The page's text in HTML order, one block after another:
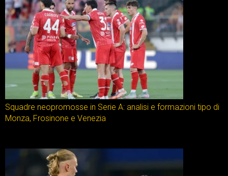
Squadre neopromosse in Serie A: analisi e formazioni tipo di
Monza, Frosinone e Venezia